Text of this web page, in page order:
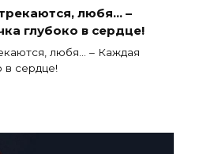
любя… –
глубоко в сердце!
любя… – Каждая
в сердце!